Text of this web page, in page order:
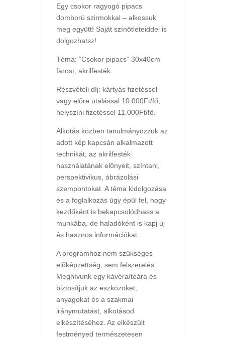
Egy csokor ragyogó pipacs
domború szirmokkal – alkossuk
meg együtt! Saját színötleteiddel is
dolgozhatsz!
Téma: “Csokor pipacs” 30x40cm
farost, akrilfesték.
Részvételi díj: kártyás fizetéssel
vagy előre utalással 10.000Ft/fő,
helyszíni fizetéssel 11.000Ft/fő.
Alkotás közben tanulmányozzuk az
adott kép kapcsán alkalmazott
technikát, az akrilfesték
használatának előnyeit, színtani,
perspektivikus, ábrázolási
szempontokat. A téma kidolgozása
és a foglalkozás úgy épül fel, hogy
kezdőként is bekapcsolódhass a
munkába, de haladóként is kapj új
és hasznos információkat.
A programhoz nem szükséges
előképzettség, sem felszerelés.
Meghívunk egy kávéra/teára és
biztosítjuk az eszközöket,
anyagokat és a szakmai
iránymutatást, alkotásod
elkészítéséhez. Az elkészült
festményed természetesen